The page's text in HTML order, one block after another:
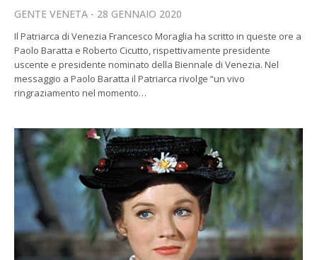
GENTE VENETA 28 GENNAIO 2020
Il Patriarca di Venezia Francesco Moraglia ha scritto in queste ore a
Paolo Baratta e Roberto Cicutto, rispettivamente presidente
uscente e presidente nominato della Biennale di Venezia. Nel
messaggio a Paolo Baratta il Patriarca rivolge “un vivo
ringraziamento nel momento…